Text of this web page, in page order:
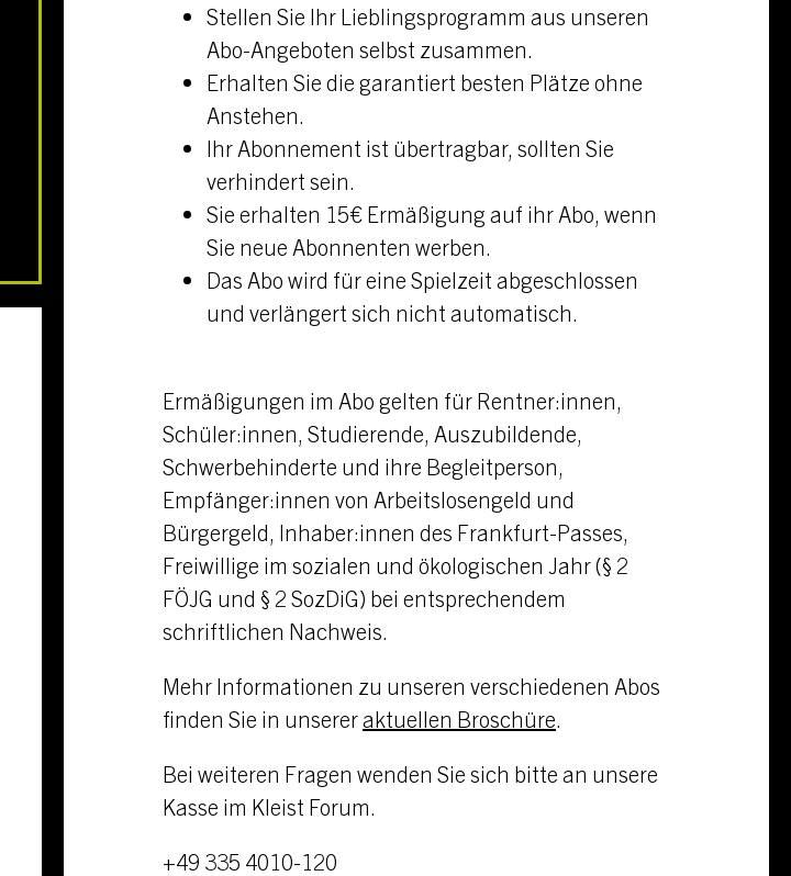
Stellen Sie Ihr Lieblingsprogramm aus unseren
Abo-Angeboten selbst zusammen.
Erhalten Sie die garantiert besten Plätze ohne
Anstehen.
Ihr Abonnement ist übertragbar, sollten Sie
verhindert sein.
Sie erhalten 15€ Ermäßigung auf ihr Abo, wenn
Sie neue Abonnenten werben.
Das Abo wird für eine Spielzeit abgeschlossen
und verlängert sich nicht automatisch.
Ermäßigungen im Abo gelten für Rentner:innen,
Schüler:innen, Studierende, Auszubildende,
Schwerbehinderte und ihre Begleitperson,
Empfänger:innen von Arbeitslosengeld und
Bürgergeld, Inhaber:innen des Frankfurt-Passes,
Freiwillige im sozialen und ökologischen Jahr (§ 2
FÖJG und § 2 SozDiG) bei entsprechendem
schriftlichen Nachweis.
Mehr Informationen zu unseren verschiedenen Abos
finden Sie in unsereraktuellen Broschüre
Bei weiteren Fragen wenden Sie sich bitte an unsere
Kasse im Kleist Forum
+49 335 4010-120